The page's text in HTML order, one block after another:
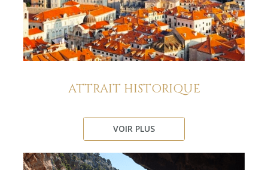
ATTRAIT HISTORIQUE
VOIR PLUS